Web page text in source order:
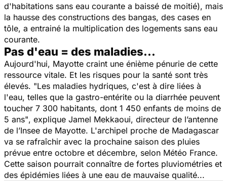
d'habitations sans eau courante a baissé de moitié), mais
la hausse des constructions des bangas, des cases en
tôle, a entrainé la multiplication des logements sans eau
courante.
Pas d'eau = des maladies...
Aujourd'hui, Mayotte craint une énième pénurie de cette
ressource vitale. Et les risques pour la santé sont très
élevés. "Les maladies hydriques, c'est à dire liées à
l'eau, telles que la gastro-entérite ou la diarrhée peuvent
toucher 7 300 habitants, dont 1 450 enfants de moins de
5 ans", explique Jamel Mekkaoui, directeur de l’antenne
de l’Insee de Mayotte. L'archipel proche de Madagascar
va se rafraîchir avec la prochaine saison des pluies
prévue entre octobre et décembre, selon Météo France.
Cette saison pourrait connaître de fortes pluviométries et
des épidémies liées à une eau de mauvaise qualité...